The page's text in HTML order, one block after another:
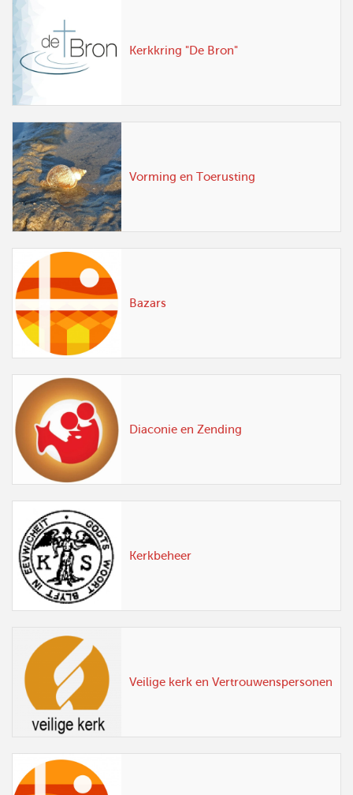
Kerkkring "De Bron"
Vorming en Toerusting
Bazars
Diaconie en Zending
Kerkbeheer
Veilige kerk en Vertrouwenspersonen